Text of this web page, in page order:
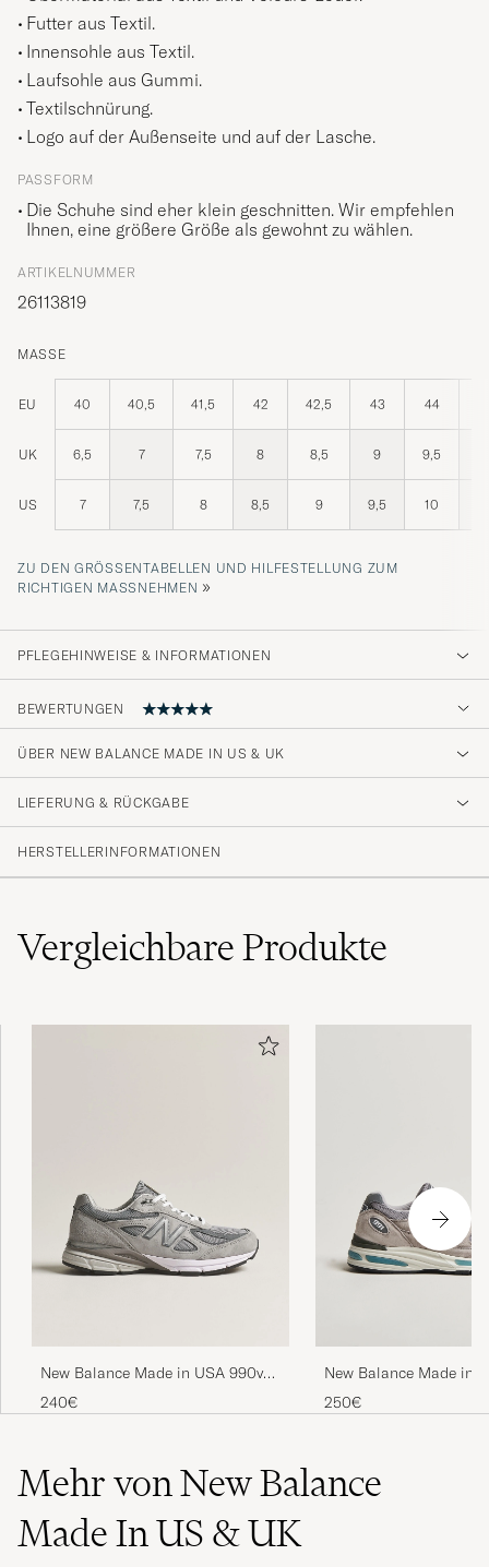
Futter aus Textil.
Innensohle aus Textil.
Laufsohle aus Gummi.
Textilschnürung.
Logo auf der Außenseite und auf der Lasche.
PASSFORM
Die Schuhe sind eher klein geschnitten. Wir empfehlen
Ihnen, eine größere Größe als gewohnt zu wählen.
ARTIKELNUMMER
26113819
MASSE
EU 40 40,5 41,5 42 42,5 43 44
UK 6,5 7 7,5 8 8,5 9 9,5
US 7 7,5 8 8,5 9 9,5 10
ZU DEN GRÖSSENTABELLEN UND HILFESTELLUNG ZUM R
ICHTIGEN MASSNEHMEN
»
PFLEGEHINWEISE & INFORMATIONEN
BEWERTUNGEN
Faktiskt ännu snyggare än på bilden, om man
byter till de medföljande grå skosnörena.
Lever op til forventningerne
HANS K GEKAUFT AM AUF CAREOFCARL.DK
Topp service, levering og pris, som alltid!
ÜBER NEW BALANCE MADE IN US & UK
LIEFERUNG & RÜCKGABE
HERSTELLERINFORMATIONEN
VergleichbareProdukte
New Balance Made in USA 990v4
Sneakers Grey
240€
New Balance Made in
991 Sneakers Grey
250€
Mehr von New Balance
Made In US & UK